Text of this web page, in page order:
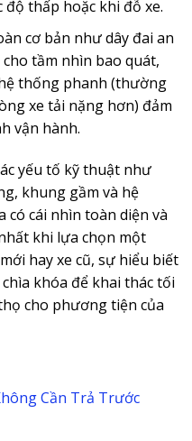
thấp hoặc khi đỗ xe.
cơ bản như dây đai an
tầm nhìn bao quát,
thống phanh (thường
xe tải nặng hơn) đảm
vận hành.
yếu tố kỹ thuật như
khung gầm và hệ
cái nhìn toàn diện và
khi lựa chọn một
hay xe cũ, sự hiểu biết
khóa để khai thác tối
cho phương tiện của
Cần Trả Trước